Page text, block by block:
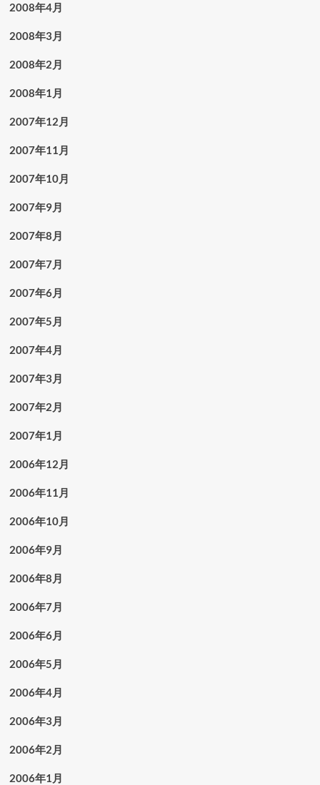
2008年4月
2008年3月
2008年2月
2008年1月
2007年12月
2007年11月
2007年10月
2007年9月
2007年8月
2007年7月
2007年6月
2007年5月
2007年4月
2007年3月
2007年2月
2007年1月
2006年12月
2006年11月
2006年10月
2006年9月
2006年8月
2006年7月
2006年6月
2006年5月
2006年4月
2006年3月
2006年2月
2006年1月